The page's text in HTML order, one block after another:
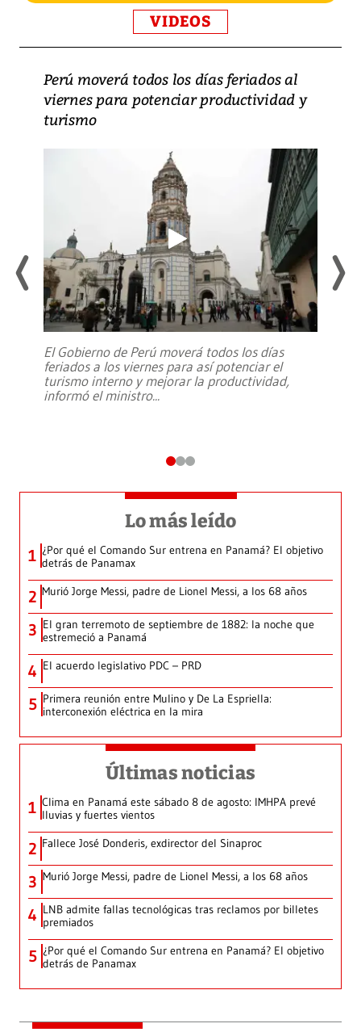
VIDEOS
Perú moverá todos los días feriados al
viernes para potenciar productividad y
turismo
El Gobierno de Perú moverá todos los días
feriados a los viernes para así potenciar el
turismo interno y mejorar la productividad,
informó el ministro...
Lo más leído
1 ¿Por qué el Comando Sur entrena en Panamá? El objetivo
detrás de Panamax
2 Murió Jorge Messi, padre de Lionel Messi, a los 68 años
3 El gran terremoto de septiembre de 1882: la noche que
estremeció a Panamá
4 El acuerdo legislativo PDC – PRD
5 Primera reunión entre Mulino y De La Espriella:
interconexión eléctrica en la mira
Últimas noticias
1 Clima en Panamá este sábado 8 de agosto: IMHPA prevé
lluvias y fuertes vientos
2 Fallece José Donderis, exdirector del Sinaproc
3 Murió Jorge Messi, padre de Lionel Messi, a los 68 años
4 LNB admite fallas tecnológicas tras reclamos por billetes
premiados
5 ¿Por qué el Comando Sur entrena en Panamá? El objetivo
detrás de Panamax